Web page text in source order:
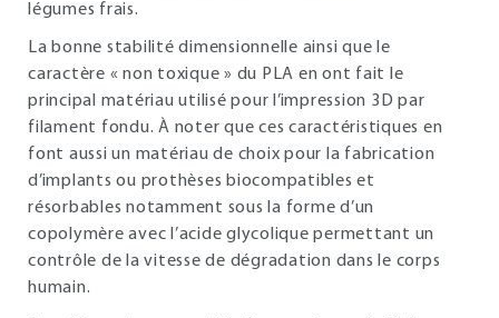
légumes frais.
La bonne stabilité dimensionnelle ainsi que le
caractère « non toxique » du PLA en ont fait le
principal matériau utilisé pour l’impression 3D par
filament fondu. À noter que ces caractéristiques en
font aussi un matériau de choix pour la fabrication
d’implants ou prothèses biocompatibles et
résorbables notamment sous la forme d’un
copolymère avec l’acide glycolique permettant un
contrôle de la vitesse de dégradation dans le corps
humain.